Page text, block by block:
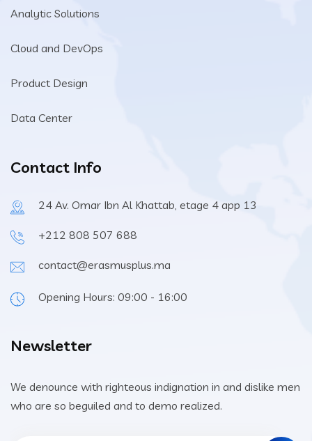
Analytic Solutions
Cloud and DevOps
Product Design
Data Center
Contact Info
24 Av. Omar Ibn Al Khattab, etage 4 app 13
+212 808 507 688
contact@erasmusplus.ma
Opening Hours: 09:00 - 16:00
Newsletter
We denounce with righteous indignation in and dislike men
who are so beguiled and to demo realized.